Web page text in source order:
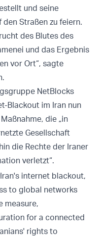
und seine
Straßen zu feiern.
des Blutes des
und das Ergebnis
vor Ort“, sagte
NetBlocks
Blackout im Iran nun
die „in
Gesellschaft
die Rechte der Iraner
verletzt“.
's internet blackout,
to global networks
measure,
for a connected
rights to